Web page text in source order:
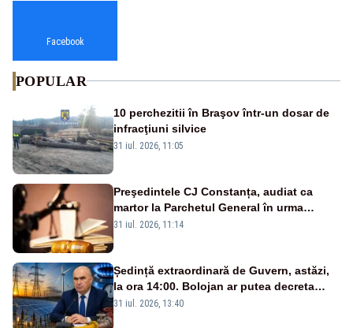
Facebook
POPULAR
10 perchezitii în Braşov într-un dosar de
infracţiuni silvice
31 iul. 2026, 11:05
Preşedintele CJ Constanța, audiat ca
martor la Parchetul General în urma
percheziţiei la firma unde este acţionar
31 iul. 2026, 11:14
Ședință extraordinară de Guvern, astăzi,
la ora 14:00. Bolojan ar putea decreta
stare de urgență energetică
31 iul. 2026, 13:40